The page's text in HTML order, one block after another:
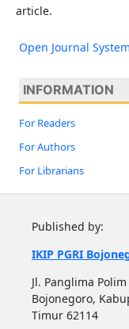
article.
Open Journal
INFORMATION
For Readers
For Authors
For Librarians
Published by:
IKIP PGRI
Jl. Panglima
Bojonegoro,
Timur 62114